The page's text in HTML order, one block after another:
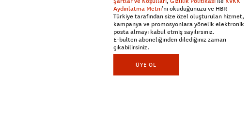
Aydınlatma Metni’ni okuduğunuzu ve HBR
Türkiye tarafından size özel oluşturulan hizmet,
kampanya ve promosyonlara yönelik elektronik
posta almayı kabul etmiş sayılırsınız.
E-bülten aboneliğinden dilediğiniz zaman
çıkabilirsiniz.
ÜYE OL